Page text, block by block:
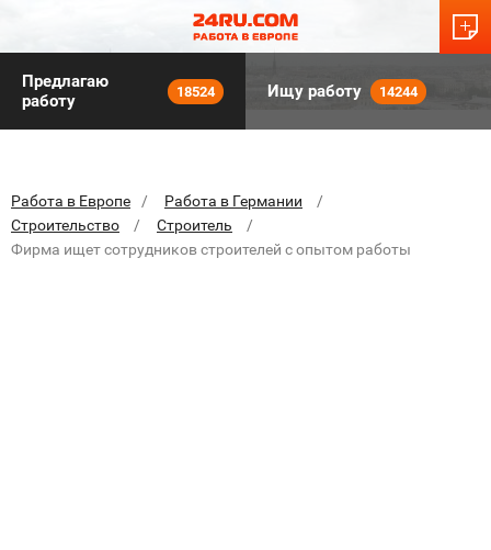
Предлагаю
работу
18524 Ищу работу 14244
Работа в Европе
Работа в Германии
Строительство
Строитель
Фирма ищет сотрудников строителей с опытом работы